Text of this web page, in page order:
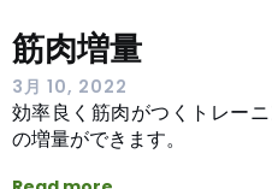
筋肉増量
3月 10, 2022
効率良く筋肉がつくトレー
の増量ができます。